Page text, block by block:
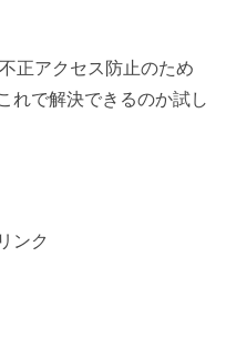
正アクセス防止のため
れで解決できるのか試し
ンク